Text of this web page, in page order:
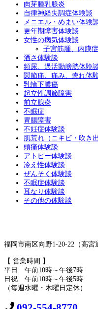
肉芽腫乳腺炎
自律神経失調症体験談
メニエル・めまい体験
更年期障害体験談
女性の病気体験談
子宮筋腫、内膜
酒さ体験談
頻尿、過活動膀胱体験
関節痛、痛み、痺れ体
乳輪下膿瘍
起立性調節障害
前立腺炎
不眠症
胃腸障害
不妊症体験談
肌荒れ（ニキビ・吹き
頭痛体験談
アトピー体験談
冷え性体験談
ぜんそく体験談
不眠症体験談
耳なり体験談
その他の体験談
福岡市南区向野1-20-22（高宮
【 営業時間 】
平日 午前10時～午後7時
日祝 午前10時～午後5時
（毎週水曜・木曜日定休）